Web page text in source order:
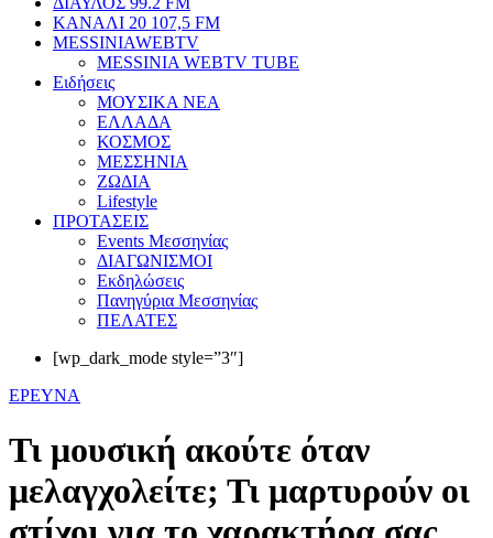
ΚΑΝΑΛΙ 20 107,5 FM
MESSINIAWEBTV
MESSINIA WEBTV TUBE
Eιδήσεις
ΜΟΥΣΙΚΑ ΝΕΑ
ΕΛΛΑΔΑ
ΚΟΣΜΟΣ
ΜΕΣΣΗΝΙΑ
ΖΩΔΙΑ
Lifestyle
ΠΡΟΤΑΣΕΙΣ
Events Μεσσηνίας
ΔΙΑΓΩΝΙΣΜΟΙ
Εκδηλώσεις
Πανηγύρια Μεσσηνίας
ΠΕΛΑΤΕΣ
[wp_dark_mode style=”3″]
ΕΡΕΥΝΑ
Τι μουσική ακούτε όταν
μελαγχολείτε; Τι μαρτυρούν οι